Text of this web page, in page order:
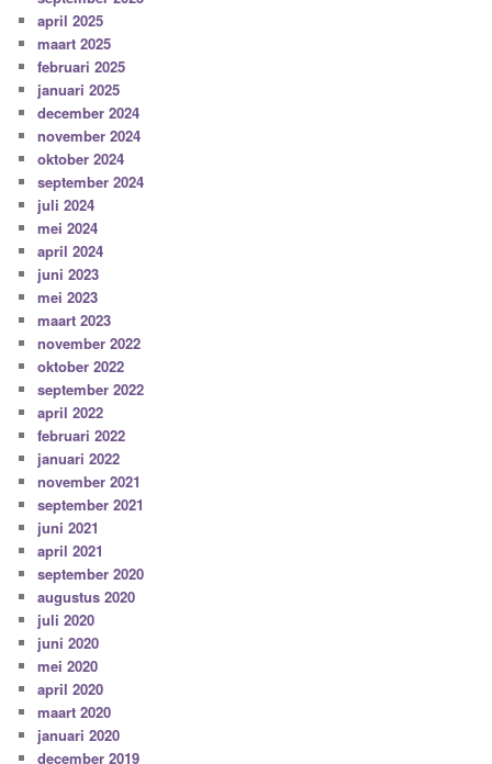
april 2025
maart 2025
februari 2025
januari 2025
december 2024
november 2024
oktober 2024
september 2024
juli 2024
mei 2024
april 2024
juni 2023
mei 2023
maart 2023
november 2022
oktober 2022
september 2022
april 2022
februari 2022
januari 2022
november 2021
september 2021
juni 2021
april 2021
september 2020
augustus 2020
juli 2020
juni 2020
mei 2020
april 2020
maart 2020
januari 2020
december 2019